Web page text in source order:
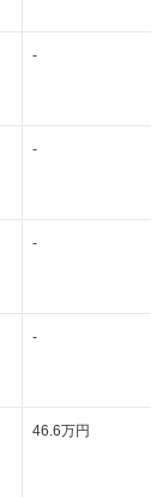
-
-
-
-
46.6万円